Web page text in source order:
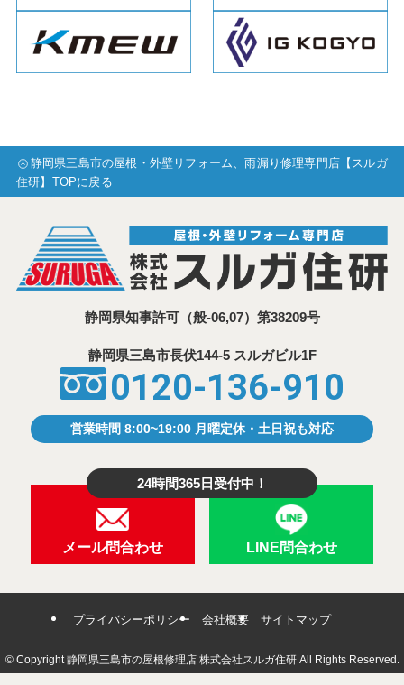
静岡県三島市の屋根・外壁リフォーム、雨漏り修理専門店【スルガ
住研】TOPに戻る
静岡県知事許可（般-06,07）第38209号
静岡県三島市⾧伏144-5 スルガビル1F
0120-136-910
営業時間 8:00~19:00 月曜定休・土日祝も対応
24時間365日受付中！
メール問合わせ LINE問合わせ
プライバシーポリシー 会社概要 サイトマップ
©Copyright 静岡県三島市の屋根修理店 株式会社スルガ住研 All Rights Reserved.